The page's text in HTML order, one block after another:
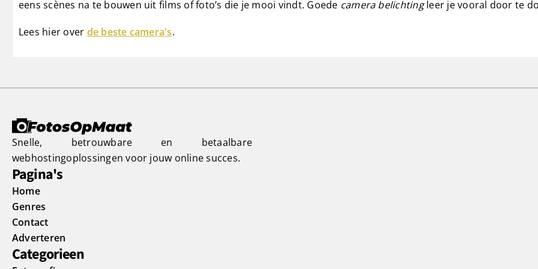
eens scènes na te bouwen uit films of foto’s die je mooi vindt. Goede camera belichtingleer je vooral door te
Lees hier over de beste camera's.
Snelle, betrouwbare en betaalbare
webhostingoplossingen voor jouw online succes.
Pagina's
Home
Genres
Contact
Adverteren
Categorieen